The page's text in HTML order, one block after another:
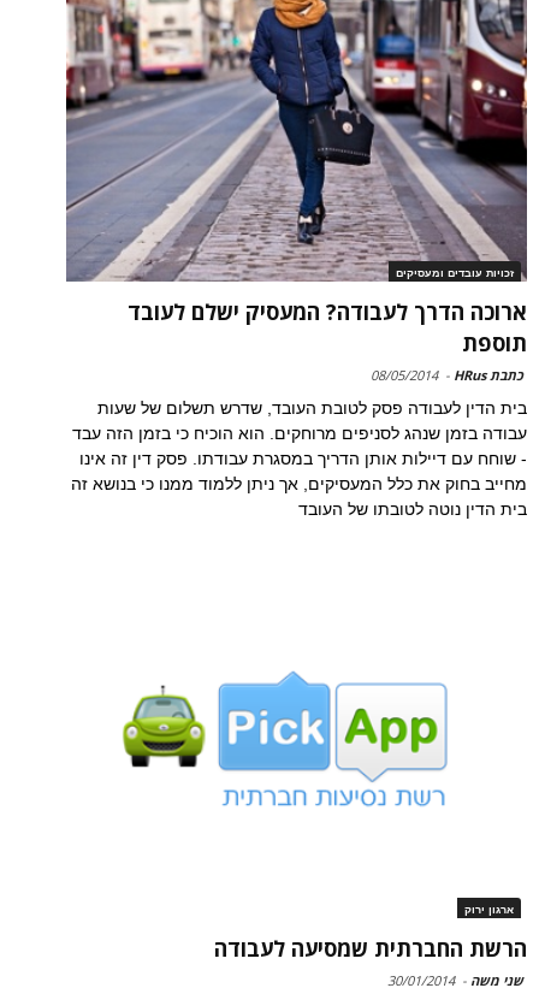
זכויות עובדים ומעסיקים
ארוכה הדרך לעבודה? המעסיק ישלם לעובד
תוספת
כתבת HRus -
08/05/2014
בית הדין לעבודה פסק לטובת העובד, שדרש תשלום של שעות
עבודה בזמן שנהג לסניפים מרוחקים. הוא הוכיח כי בזמן הזה עבד
- שוחח עם דיילות אותן הדריך במסגרת עבודתו. פסק דין זה אינו
מחייב בחוק את כלל המעסיקים, אך ניתן ללמוד ממנו כי בנושא זה
בית הדין נוטה לטובתו של העובד
ארגון ירוק
הרשת החברתית שמסיעה לעבודה
שני משה -
30/01/2014